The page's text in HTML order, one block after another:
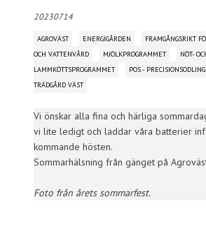
20230714
AGROVÄST ENERGIGÅRDEN FRAMGÅNGSRIKT
OCH VATTENVÅRD
MJÖLKPROGRAMMET
NÖT-
LAMMKÖTTSPROGRAMMET
POS -
TRÄDGÅRD VÄST
Vi önskar alla fina och härliga
vi lite ledigt och laddar våra batterier
kommande hösten.
Sommarhälsning från gänget på
Foto från årets sommarfest.